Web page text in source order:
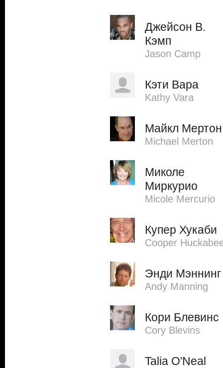
Джейсон В.
Кэмп
Jason Camp
Кэти Вара
Kathy Vara
Майкл Мертон
Michael Merton
Миколе
Миркурио
Micole Mercurio
Купер Хукаби
Cooper
Энди Мэннинг
Andy Manning
Кори Блевинс
Cory Blevins
Talia O'Neal